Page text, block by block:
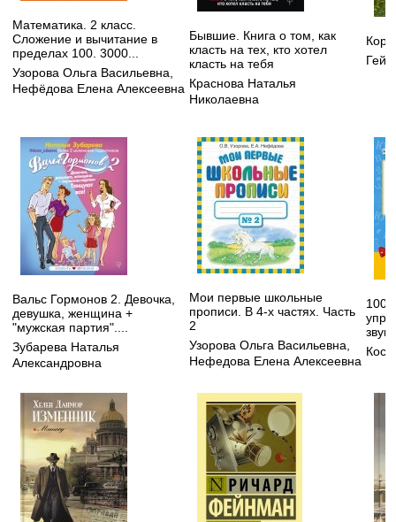
Математика. 2 класс.
Сложение и вычитание в
пределах 100. 3000...
Узорова Ольга Васильевна,
Нефёдова Елена Алексеевна
Бывшие. Книга о том, как
класть на тех, кто хотел
класть на тебя
Краснова Наталья
Николаевна
Вальс Гормонов 2. Девочка,
девушка, женщина +
"мужская партия"....
Зубарева Наталья
Александровна
Мои первые школьные
прописи. В 4-х частях. Часть
2
Узорова Ольга Васильевна,
Нефедова Елена Алексеевна
100